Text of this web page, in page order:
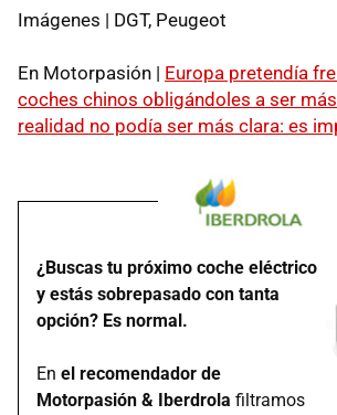
Imágenes | DGT, Peugeot
En Motorpasión | Europa pretendía
coches chinos obligándoles a ser
realidad no podía ser más clara: es
¿Buscas tu próximo coche eléctrico
y estás sobrepasado con tanta
opción? Es normal.
En el recomendador de
Motorpasión & Iberdrola filtramos